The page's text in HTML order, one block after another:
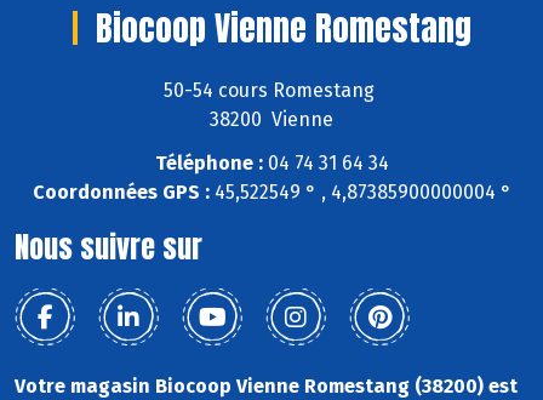
Biocoop Vienne Romestang
50-54 cours Romestang
38200 Vienne
Téléphone :04 74 31 64 34
Coordonnées GPS :45,522549 ° , 4,87385900000004 °
Nous suivre sur
Votre magasin Biocoop Vienne Romestang (38200) est